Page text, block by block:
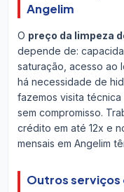
Angelim
O preço da limpeza
depende de:
saturação, acesso ao
há necessidade de
fazemos visita
sem compromisso.
crédito em até 12x e
mensais em Angelim
Outros